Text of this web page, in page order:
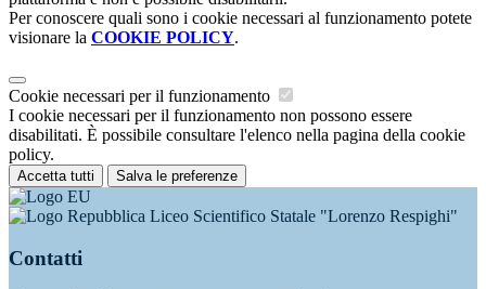
Per conoscere quali sono i cookie necessari al funzionamento potete
visionare la COOKIE POLICY.
Cookie necessari per il funzionamento
I cookie necessari per il funzionamento non possono essere
disabilitati. È possibile consultare l'elenco nella pagina della cookie
policy.
Accetta tutti Salva le preferenze
Liceo Scientifico Statale "Lorenzo Respighi"
Contatti